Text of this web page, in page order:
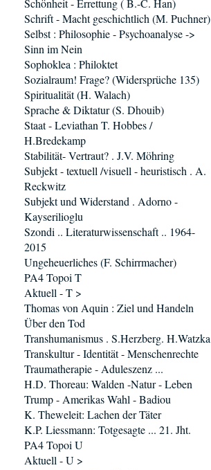
Schönheit - Errettung ( B.-C. Han)
Schrift - Macht geschichtlich (M. Puchner)
Selbst : Philosophie - Psychoanalyse ->
Sinn im Nein
Sophoklea : Philoktet
Sozialraum! Frage? (Widersprüche 135)
Spiritualität (H. Walach)
Sprache & Diktatur (S. Dhouib)
Staat - Leviathan T. Hobbes /
H.Bredekamp
Stabilität- Vertraut? . J.V. Möhring
Subjekt - textuell /visuell - heuristisch . A.
Reckwitz
Subjekt und Widerstand . Adorno -
Kayserilioglu
Szondi .. Literaturwissenschaft .. 1964-
2015
Ungeheuerliches (F. Schirrmacher)
PA4 Topoi T
Aktuell - T >
Thomas von Aquin : Ziel und Handeln
Über den Tod
Transhumanismus . S.Herzberg. H.Watzka
Transkultur - Identität - Menschenrechte
Traumatherapie - Aduleszenz ...
H.D. Thoreau: Walden -Natur - Leben
Trump - Amerikas Wahl - Badiou
K. Theweleit: Lachen der Täter
K.P. Liessmann: Totgesagte ... 21. Jht.
PA4 Topoi U
Aktuell - U >